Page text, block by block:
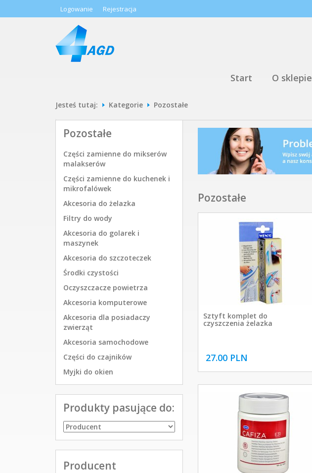
Logowanie Rejestracja
Start O sklepie
Jesteś tutaj: Kategorie Pozostałe
Pozostałe
Części zamienne do mikserów
malakserów
Części zamienne do kuchenek i
mikrofalówek
Akcesoria do żelazka
Filtry do wody
Akcesoria do golarek i
maszynek
Akcesoria do szczoteczek
Środki czystości
Oczyszczacze powietrza
Akcesoria komputerowe
Akcesoria dla posiadaczy
zwierząt
Akcesoria samochodowe
Części do czajników
Myjki do okien
Produkty pasujące do:
Producent
Pozostałe
Sztyft komplet do
czyszczenia żelazka
27.00 PLN